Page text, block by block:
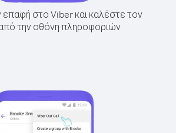
επαφή στο Viber και καλέστε τον
την οθόνη πληροφοριών